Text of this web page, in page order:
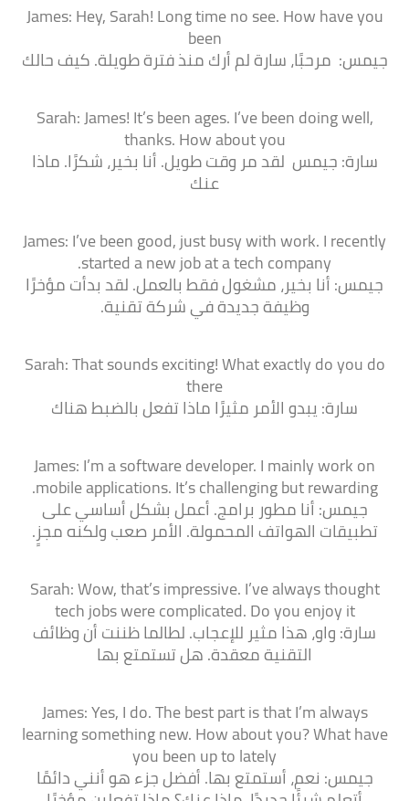
James: Hey, Sarah! Long time no see. How have you
been
جيمس: مرحبًا، سارة لم أرك منذ فترة طويلة. كيف حالك
Sarah: James! It’s been ages. I’ve been doing well,
thanks. How about you
سارة: جيمس لقد مر وقت طويل. أنا بخير، شكرًا. ماذا
عنك
James: I’ve been good, just busy with work. I recently
started a new job at a tech company.
جيمس: أنا بخير، مشغول فقط بالعمل. لقد بدأت مؤخرًا
وظيفة جديدة في شركة تقنية.
Sarah: That sounds exciting! What exactly do you do
there
سارة: يبدو الأمر مثيرًا ماذا تفعل بالضبط هناك
James: I’m a software developer. I mainly work on
mobile applications. It’s challenging but rewarding.
جيمس: أنا مطور برامج. أعمل بشكل أساسي على
تطبيقات الهواتف المحمولة. الأمر صعب ولكنه مجزٍ.
Sarah: Wow, that’s impressive. I’ve always thought
tech jobs were complicated. Do you enjoy it
سارة: واو، هذا مثير للإعجاب. لطالما ظننت أن وظائف
التقنية معقدة. هل تستمتع بها
James: Yes, I do. The best part is that I’m always
learning something new. How about you? What have
you been up to lately
جيمس: نعم، أستمتع بها. أفضل جزء هو أنني دائمًا